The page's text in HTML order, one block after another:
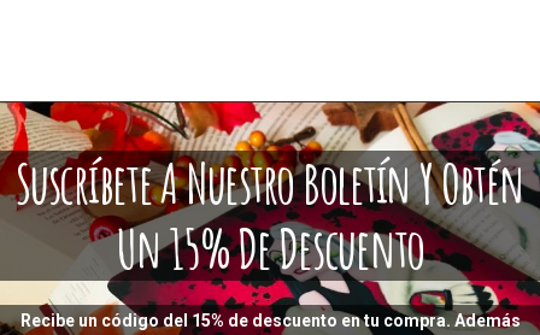
Suscríbete A Nuestro Boletín Y Obtén
Un 15% De Descuento
Recibe un código del 15% de descuento en tu compra. Además